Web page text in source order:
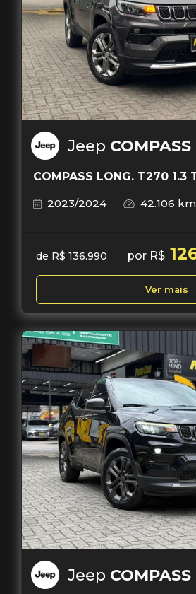
Jeep COMPASS
COMPASS LONG. T270
2023/2024
42.106 km
de R$ 136.990 por R$
Ver mais
Jeep COMPASS